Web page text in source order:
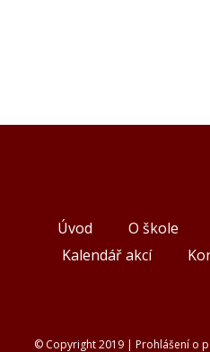
Úvod O škole
Kalendář akcí
© Copyright 2019 | Prohlášení o